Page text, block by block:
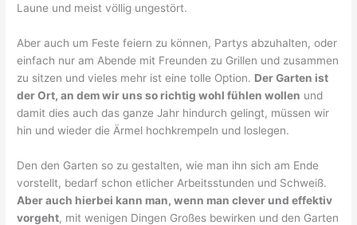
Laune und meist völlig ungestört.
Aber auch um Feste feiern zu können, Partys abzuhalten, oder
einfach nur am Abende mit Freunden zu Grillen und zusammen
zu sitzen und vieles mehr ist eine tolle Option. Der Garten ist
der Ort, an dem wir uns so richtig wohl fühlen wollen und
damit dies auch das ganze Jahr hindurch gelingt, müssen wir
hin und wieder die Ärmel hochkrempeln und loslegen.
Den den Garten so zu gestalten, wie man ihn sich am Ende
vorstellt, bedarf schon etlicher Arbeitsstunden und Schweiß.
Aber auch hierbei kann man, wenn man clever und effektiv
vorgeht, mit wenigen Dingen Großes bewirken und den Garten